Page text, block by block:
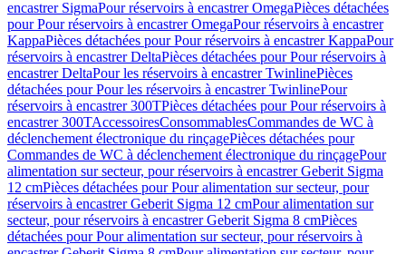
encastrer SigmaPour réservoirs à encastrer OmegaPièces détachées
pour Pour réservoirs à encastrer OmegaPour réservoirs à encastrer
KappaPièces détachées pour Pour réservoirs à encastrer KappaPour
réservoirs à encastrer DeltaPièces détachées pour Pour réservoirs à
encastrer DeltaPour les réservoirs à encastrer TwinlinePièces
détachées pour Pour les réservoirs à encastrer TwinlinePour
réservoirs à encastrer 300TPièces détachées pour Pour réservoirs à
encastrer 300TAccessoiresConsommablesCommandes de WC à
déclenchement électronique du rinçagePièces détachées pour
Commandes de WC à déclenchement électronique du rinçagePour
alimentation sur secteur, pour réservoirs à encastrer Geberit Sigma
12 cmPièces détachées pour Pour alimentation sur secteur, pour
réservoirs à encastrer Geberit Sigma 12 cmPour alimentation sur
secteur, pour réservoirs à encastrer Geberit Sigma 8 cmPièces
détachées pour Pour alimentation sur secteur, pour réservoirs à